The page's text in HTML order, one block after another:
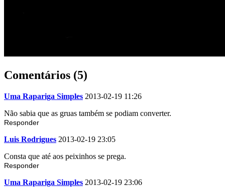
Comentários (5)
Uma Rapariga Simples 2013-02-19 11:26
Não sabia que as gruas também se podiam converter.
Responder
Luis Rodrigues 2013-02-19 23:05
Consta que até aos peixinhos se prega.
Responder
Uma Rapariga Simples 2013-02-19 23:06